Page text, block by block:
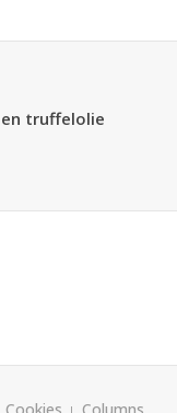
truffelolie